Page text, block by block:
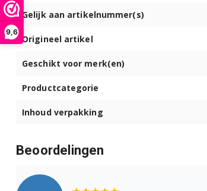
9,6
Gelijk aan artikelnummer(s)
Origineel artikel
Geschikt voor merk(en)
Productcategorie
Inhoud verpakking
Beoordelingen